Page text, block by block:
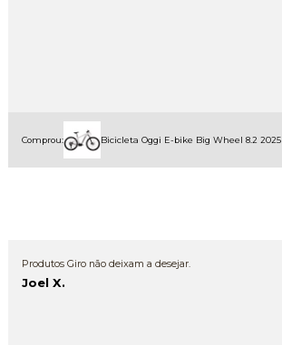
Comprou: Bicicleta Oggi E-bike Big Wheel 8.2 2025
Produtos Giro não deixam a desejar.
Joel X.